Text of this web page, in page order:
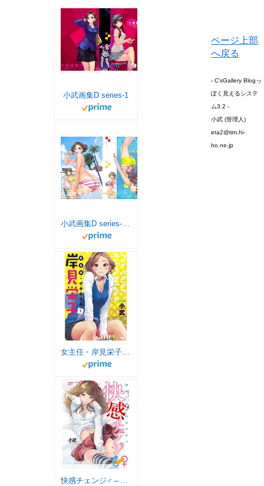
小武画集D series-1
小武画集D series-2 (小武総本家)
女主任・岸見栄子（１） (バンブーコミックス)
快感チェンジ♂⇔♀ (バンブーコミックス COLORFUL SELECT)
ページ上部
へ戻る
- C'sGallery Blogっ
ぽく見えるシステ
ム3.2 -
小武 (管理人)
eta2@tim.hi-
ho.ne.jp